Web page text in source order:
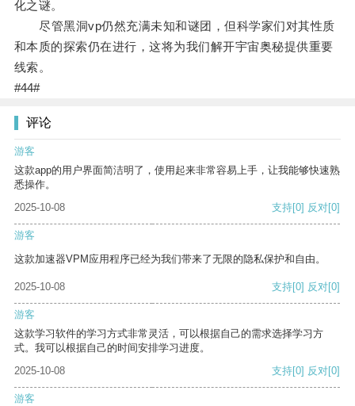
化之谜。
尽管黑洞vp仍然充满未知和谜团，但科学家们对其性质
和本质的探索仍在进行，这将为我们解开宇宙奥秘提供重要
线索。
#44#
评论
游客
这款app的用户界面简洁明了，使用起来非常容易上手，让我能够快速熟
悉操作。
2025-10-08
支持[0] 反对[0]
游客
这款加速器VPM应用程序已经为我们带来了无限的隐私保护和自由。
2025-10-08 支持[0] 反对[0]
游客
这款学习软件的学习方式非常灵活，可以根据自己的需求选择学习方
式。我可以根据自己的时间安排学习进度。
2025-10-08
支持[0] 反对[0]
游客